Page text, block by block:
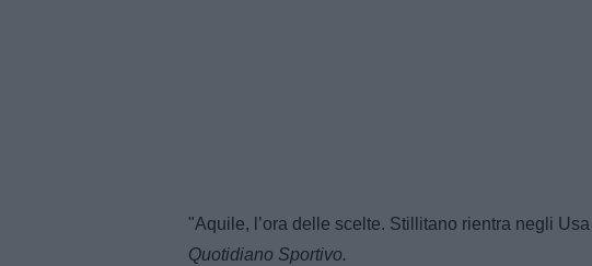
"Aquile, l’ora delle scelte. Stillitano rientra negli
Quotidiano Sportivo.